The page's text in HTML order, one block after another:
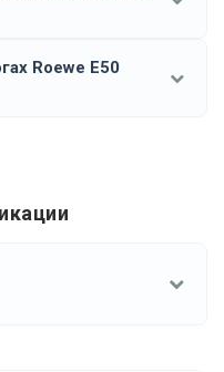
Roewe E50